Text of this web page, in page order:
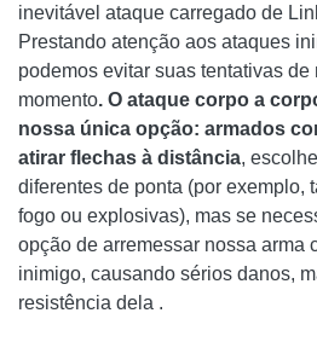
inevitável ataque carregado de
Prestando atenção aos ataques
podemos evitar suas tentativas de
momento. O ataque corpo a
nossa única opção: armados
atirar flechas à distância,
diferentes de ponta (por exemplo,
fogo ou explosivas), mas se
opção de arremessar nossa arma
inimigo, causando sérios danos,
resistência dela .